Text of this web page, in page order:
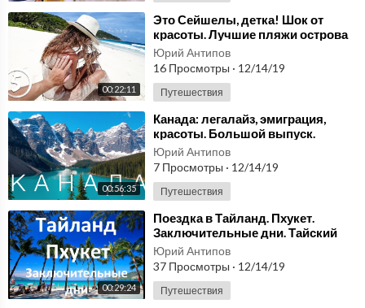
00:22:11
⁣Это Сейшелы, детка! Шок от
красоты. Лучшие пляжи острова
Маэ
Юрий Антипов
16 Просмотры · 12/14/19
Путешествия
00:56:35
⁣Канада: легалайз, эмиграция,
красоты. Большой выпуск.
Юрий Антипов
7 Просмотры · 12/14/19
Путешествия
00:29:24
⁣Поездка в Тайланд. Пхукет.
Заключительные дни. Тайский
массаж. Конкурс красоты
Юрий Антипов
37 Просмотры · 12/14/19
Путешествия